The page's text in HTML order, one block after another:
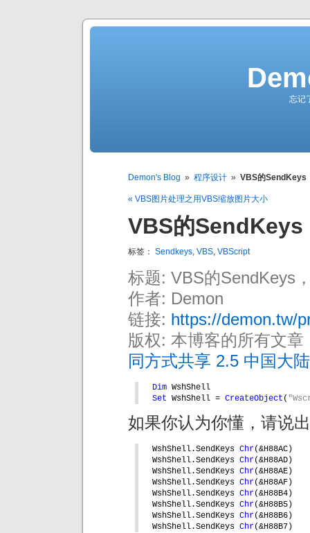
忘记
Demon's Blog » 程序设计 » VBS的SendKeys
« VBS图片处理之用VBS缩放图片大小
VBS的SendKeys
标签： Sendkeys, VBS, VBScript
标题: VBS的SendKeys
作者: Demon
链接: https://demon.tw/
版权: 本博客的所有文章
同方式共享 2.5 中国大陆
Dim WshShell
Set WshShell = CreateObject (
如果你认为你懂，请说
WshShell.SendKeys Chr(&H88AC)
WshShell.SendKeys Chr(&H88AD)
WshShell.SendKeys Chr(&H88AE)
WshShell.SendKeys Chr(&H88AF)
WshShell.SendKeys Chr(&H88B4)
WshShell.SendKeys Chr(&H88B5)
WshShell.SendKeys Chr(&H88B6)
WshShell.SendKeys Chr(&H88B7)